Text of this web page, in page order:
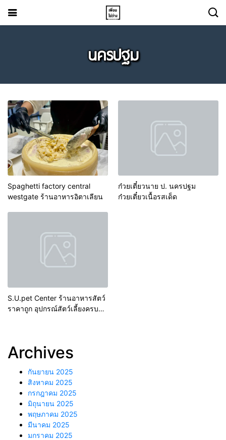
นครปฐม
Spaghetti factory central
westgate ร้านอาหารอิตาเลียน
ก๋วยเตี๋ยวนาย ป. นครปฐม
ก๋วยเตี๋ยวเนื้อรสเด็ด
S.U.pet Center ร้านอาหารสัตว์
ราคาถูก อุปกรณ์สัตว์เลี้ยงครบ
Archives
กันยายน 2025
สิงหาคม 2025
กรกฎาคม 2025
มิถุนายน 2025
พฤษภาคม 2025
มีนาคม 2025
มกราคม 2025